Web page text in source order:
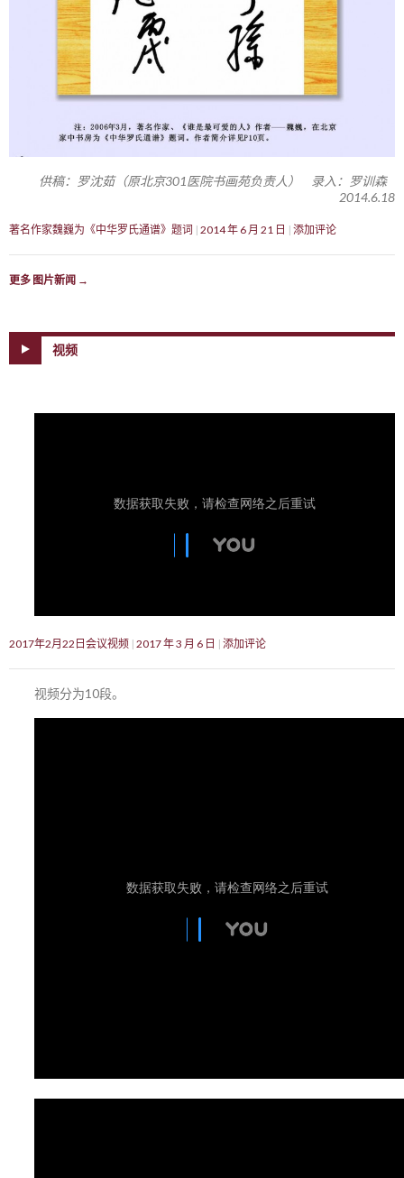
供稿：罗沈茹（原北京301医院书画苑负责人） 录入：罗训森
2014.6.18
著名作家魏巍为《中华罗氏通谱》题词 2014 年 6 月 21 日 添加评论
更多 图片新闻 →
视频
2017年2月22日会议视频 2017 年 3 月 6 日 添加评论
视频分为10段。